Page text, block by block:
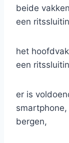
beide
een
het
een
er is
bergen,